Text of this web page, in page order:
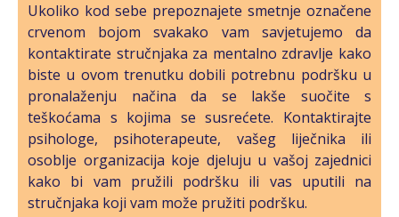
Ukoliko kod sebe prepoznajete smetnje označene
crvenom bojom svakako vam savjetujemo da
kontaktirate stručnjaka za mentalno zdravlje kako
biste u ovom trenutku dobili potrebnu podršku u
pronalaženju načina da se lakše suočite s
teškoćama s kojima se susrećete. Kontaktirajte
psihologe, psihoterapeute, vašeg liječnika ili
osoblje organizacija koje djeluju u vašoj zajednici
kako bi vam pružili podršku ili vas uputili na
stručnjaka koji vam može pružiti podršku.